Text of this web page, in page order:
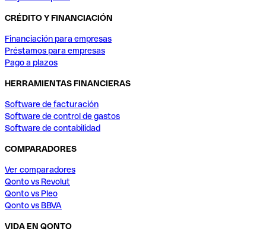
CRÉDITO Y FINANCIACIÓN
Financiación para empresas
Préstamos para empresas
Pago a plazos
HERRAMIENTAS FINANCIERAS
Software de facturación
Software de control de gastos
Software de contabilidad
COMPARADORES
Ver comparadores
Qonto vs Revolut
Qonto vs Pleo
Qonto vs BBVA
VIDA EN QONTO